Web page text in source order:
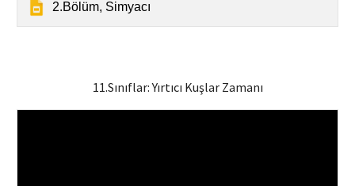
2.Bölüm, Simyacı
11.Sınıflar:Yırtıcı Kuşlar Zamanı